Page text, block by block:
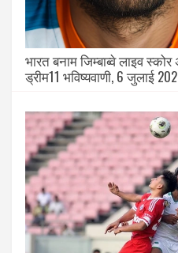
भारत बनाम जिम्बाब्वे लाइव
ड्रीम11 भविष्यवाणी, 6 जुलाई